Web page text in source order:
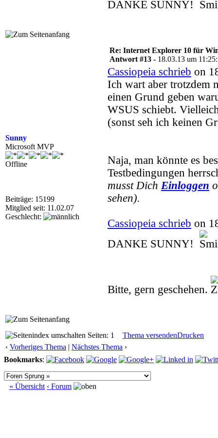
DANKE SUNNY!
Sunny
Microsoft MVP
Offline
Beiträge: 15199
Mitglied seit: 11.02.07
Geschlecht:
Re: Internet Explorer 10 für
Antwort #13 - 18.03.13 um
Cassiopeia schrieb on
Ich wart aber trotzdem
einen Grund geben
WSUS schiebt.
(sonst seh ich keinen
Naja, man könnte es
Testbedingungen
musst Dich Einloggen
sehen).
Cassiopeia schrieb on
DANKE SUNNY!
Bitte, gern geschehen.
Seiten: 1 Thema versendenDrucken
‹ Vorheriges Thema | Nächstes Thema ›
Bookmarks:
« Übersicht ‹ Forum